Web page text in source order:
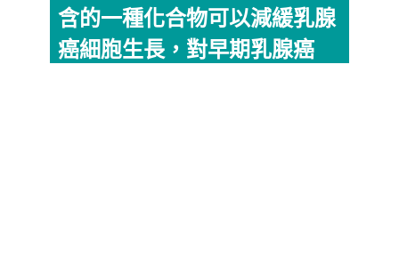
含的一種化合物可以減緩乳腺
癌細胞生長，對早期乳腺癌